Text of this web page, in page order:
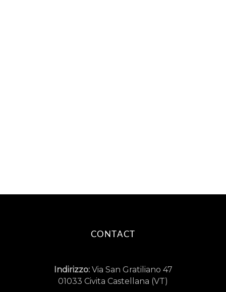
CONTACT
Indirizzo:Via San Gratiliano 47
01033 Civita Castellana (VT)